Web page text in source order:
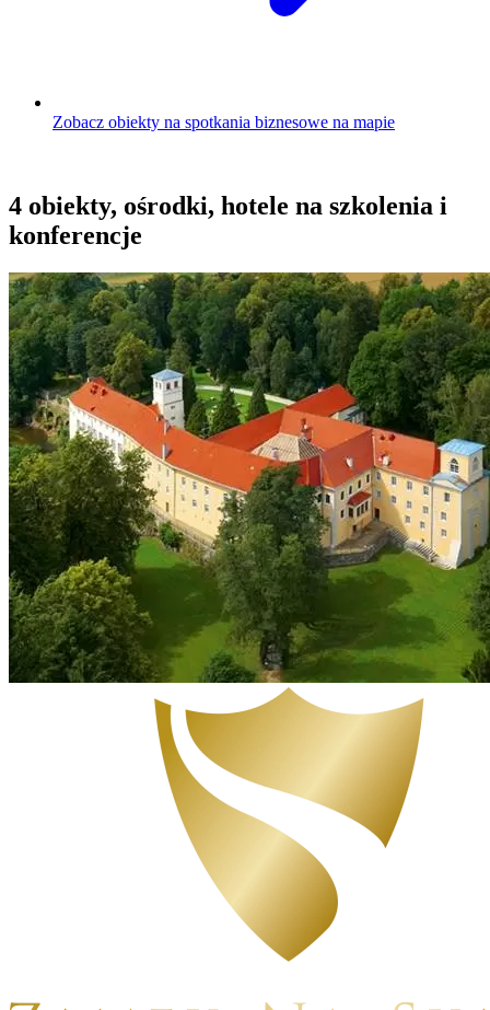
Zobacz obiekty na spotkania biznesowe na mapie
4 obiekty, ośrodki, hotele na szkolenia i
konferencje